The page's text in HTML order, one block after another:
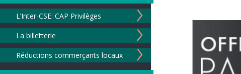
L’Inter-CSE: CAP Privilèges
La billetterie
Réductions commerçants locaux